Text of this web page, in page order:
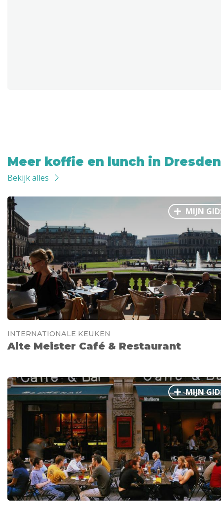
Meer koffie en lunch in Dresden
Bekijk alles
MIJN
INTERNATIONALE KEUKEN
Alte Meister Café & Restaurant
MIJN